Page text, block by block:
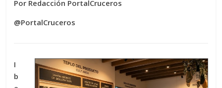
Por Redacción PortalCruceros
@PortalCruceros
I
b